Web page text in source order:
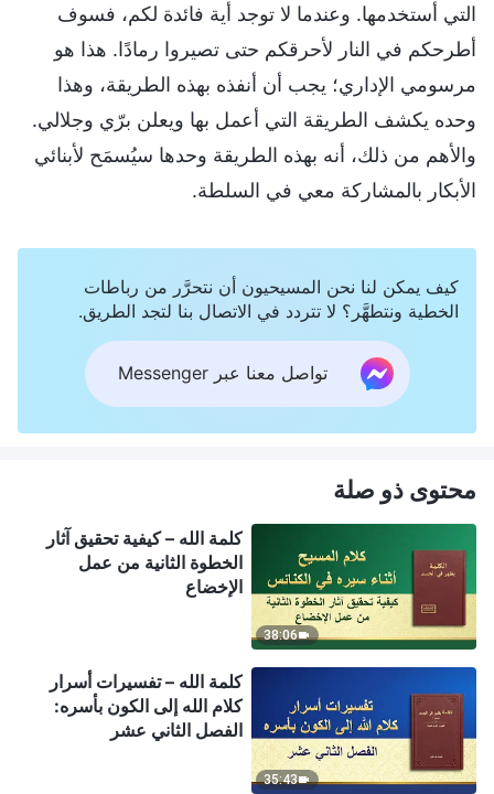
التي أستخدمها. وعندما لا توجد أية فائدة لكم، فسوف
أطرحكم في النار لأحرقكم حتى تصيروا رمادًا. هذا هو
مرسومي الإداري؛ يجب أن أنفذه بهذه الطريقة، وهذا
وحده يكشف الطريقة التي أعمل بها ويعلن برّي وجلالي.
والأهم من ذلك، أنه بهذه الطريقة وحدها سيُسمَح لأبنائي
الأبكار بالمشاركة معي في السلطة.
كيف يمكن لنا نحن المسيحيون أن نتحرَّر من رباطات
الخطية ونتطهَّر؟ لا تتردد في الاتصال بنا لتجد الطريق.
تواصل معنا عبر Messenger
محتوى ذو صلة
38:06
كلمة الله – كيفية تحقيق آثار
الخطوة الثانية من عمل
الإخضاع
35:43
كلمة الله – تفسيرات أسرار
كلام الله إلى الكون بأسره:
الفصل الثاني عشر